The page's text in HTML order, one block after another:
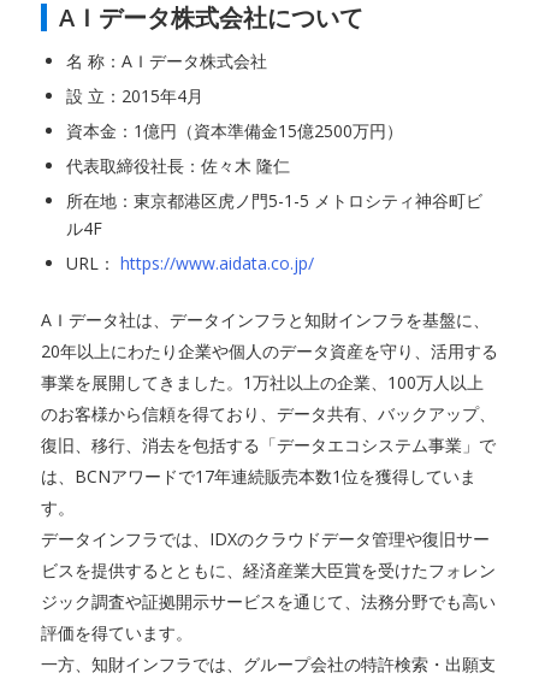
AＩデータ株式会社について
名 称：AＩデータ株式会社
設 立：2015年4月
資本金：1億円（資本準備金15億2500万円）
代表取締役社長：佐々木 隆仁
所在地：東京都港区虎ノ門5-1-5 メトロシティ神谷町ビ
ル4F
URL： https://www.aidata.co.jp/
AＩデータ社は、データインフラと知財インフラを基盤に、
20年以上にわたり企業や個人のデータ資産を守り、活用する
事業を展開してきました。1万社以上の企業、100万人以上
のお客様から信頼を得ており、データ共有、バックアップ、
復旧、移行、消去を包括する「データエコシステム事業」で
は、BCNアワードで17年連続販売本数1位を獲得していま
す。
データインフラでは、IDXのクラウドデータ管理や復旧サー
ビスを提供するとともに、経済産業大臣賞を受けたフォレン
ジック調査や証拠開示サービスを通じて、法務分野でも高い
評価を得ています。
一方、知財インフラでは、グループ会社の特許検索・出願支